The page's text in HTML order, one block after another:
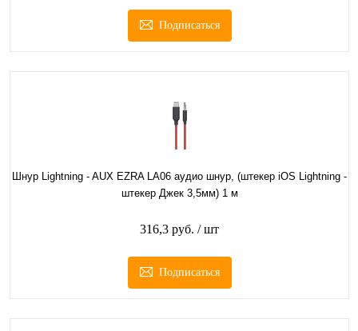
Подписаться
Шнур Lightning - AUX EZRA LA06 аудио шнур, (штекер iOS Lightning -
штекер Джек 3,5мм) 1 м
316,3 руб. / шт
Подписаться